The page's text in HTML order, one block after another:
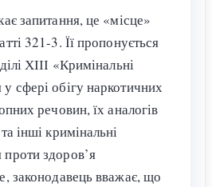
запитання, це «місце»
321-3. Її пропонується
ХІІІ «Кримінальні
сфері обігу наркотичних
речовин, їх аналогів
інші кримінальні
здоров’я
законодавець вважає, що